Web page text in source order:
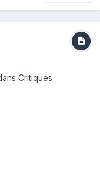
Critiques